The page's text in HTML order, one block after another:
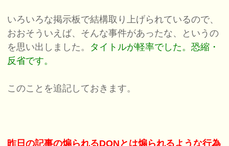
いろいろな掲示板で結構取り上げられているので、
おおそういえば、そんな事件があったな、というの
を思い出しました。 タイトルが軽率でした。恐縮・
反省です。
このことを追記しておきます。
昨日の記事の煽られるDQNとは煽られるような行為